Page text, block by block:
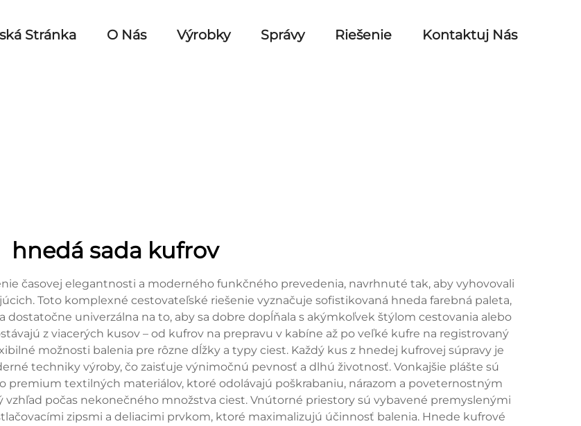
Stránka O Nás Výrobky Správy Riešenie Kontaktuj Nás
hnedá sada kufrov
časovej elegantnosti a moderného funkčného prevedenia, navrhnuté tak, aby vyhovovali
Toto komplexné cestovateľské riešenie vyznačuje sofistikovaná hneda farebná paleta,
dostatočne univerzálna na to, aby sa dobre dopĺňala s akýmkoľvek štýlom cestovania alebo
z viacerých kusov – od kufrov na prepravu v kabíne až po veľké kufre na registrovaný
možnosti balenia pre rôzne dĺžky a typy ciest. Každý kus z hnedej kufrovej súpravy je
techniky výroby, čo zaisťuje výnimočnú pevnosť a dlhú životnosť. Vonkajšie plášte sú
premium textilných materiálov, ktoré odolávajú poškrabaniu, nárazom a poveternostným
počas nekonečného množstva ciest. Vnútorné priestory sú vybavené premyslenými
zipsmi a deliacimi prvkom, ktoré maximalizujú účinnosť balenia. Hnede kufrové